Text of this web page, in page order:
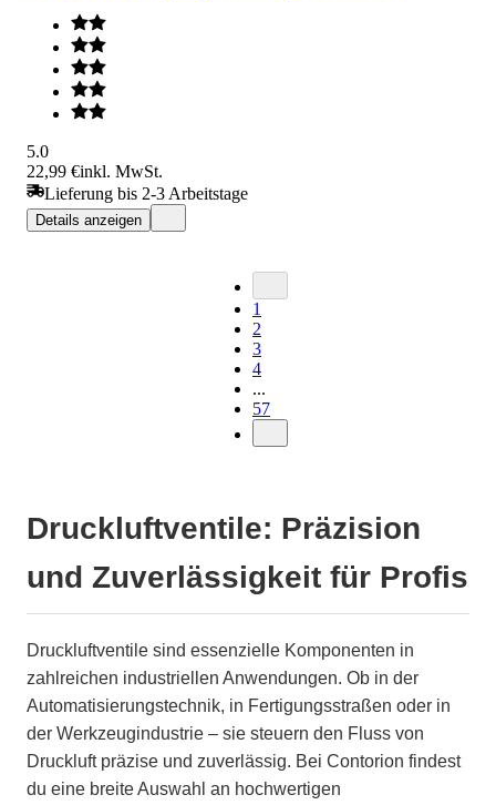
5.0
22,99 €inkl. MwSt.
Lieferung bis 2-3 Arbeitstage
Details anzeigen
1
2
3
4
...
57
Druckluftventile: Präzision
und Zuverlässigkeit für Profis
Druckluftventile sind essenzielle Komponenten in
zahlreichen industriellen Anwendungen. Ob in der
Automatisierungstechnik, in Fertigungsstraßen oder in
der Werkzeugindustrie – sie steuern den Fluss von
Druckluft präzise und zuverlässig. Bei Contorion findest
du eine breite Auswahl an hochwertigen